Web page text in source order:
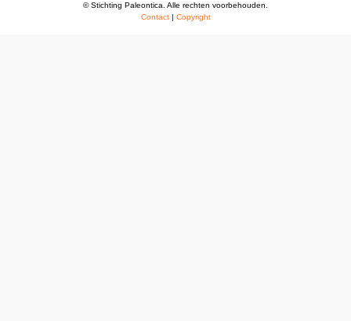
© Stichting Paleontica. Alle rechten voorbehouden.
Contact| Copyright